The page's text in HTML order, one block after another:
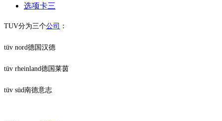
选项卡三
TUV分为三个公司 ：
tüv nord德国汉德
tüv rheinland德国莱茵
tüv süd南德意志